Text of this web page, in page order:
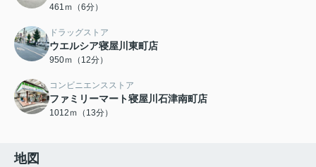
461ｍ（6分）
ドラッグストア
ウエルシア寝屋川東町店
950ｍ（12分）
コンビニエンスストア
ファミリーマート寝屋川石津南町店
1012ｍ（13分）
地図